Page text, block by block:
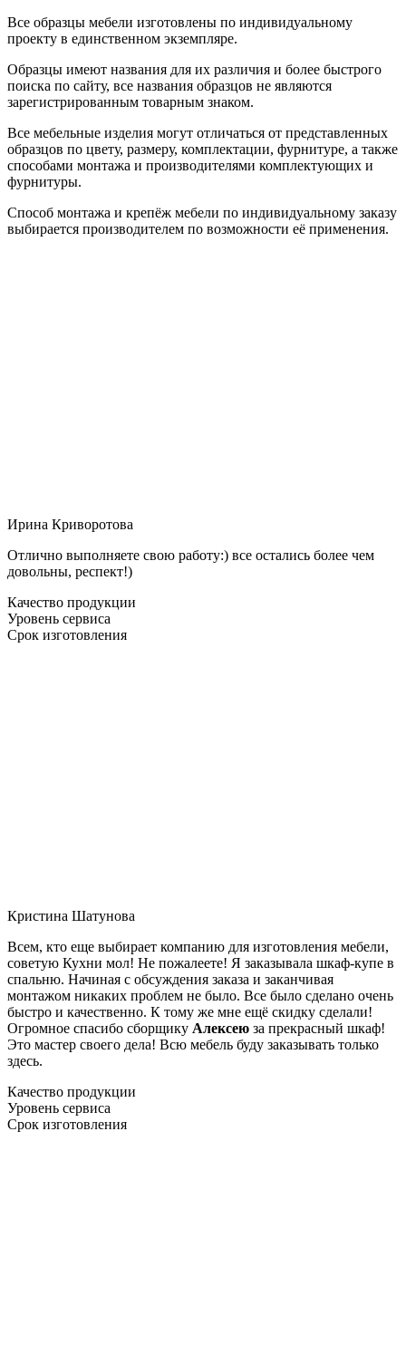
Все образцы мебели изготовлены по индивидуальному
проекту в единственном экземпляре.
Образцы имеют названия для их различия и более быстрого
поиска по сайту, все названия образцов не являются
зарегистрированным товарным знаком.
Все мебельные изделия могут отличаться от представленных
образцов по цвету, размеру, комплектации, фурнитуре, а также
способами монтажа и производителями комплектующих и
фурнитуры.
Способ монтажа и крепёж мебели по индивидуальному заказу
выбирается производителем по возможности её применения.
Ирина Криворотова
Отлично выполняете свою работу:) все остались более чем
довольны, респект!)
Качество продукции
Уровень сервиса
Срок изготовления
Кристина Шатунова
Всем, кто еще выбирает компанию для изготовления мебели,
советую Кухни мол! Не пожалеете! Я заказывала шкаф-купе в
спальню. Начиная с обсуждения заказа и заканчивая
монтажом никаких проблем не было. Все было сделано очень
быстро и качественно. К тому же мне ещё скидку сделали!
Огромное спасибо сборщику Алексею за прекрасный шкаф!
Это мастер своего дела! Всю мебель буду заказывать только
здесь.
Качество продукции
Уровень сервиса
Срок изготовления